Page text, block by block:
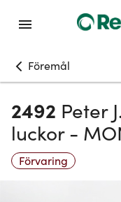
Föremål
2492 Peter
luckor -
Förvaring